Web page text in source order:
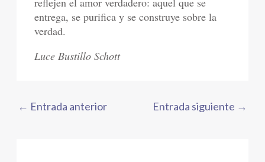
entrega, se purifica y se construye sobre la
verdad.
Luce Bustillo Schott
← Entrada anterior Entrada siguiente →